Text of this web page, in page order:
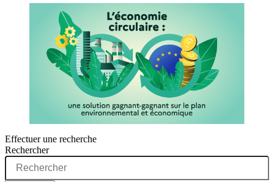
Effectuer une recherche
Rechercher